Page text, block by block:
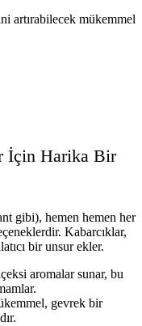
artırabilecek mükemmel
İçin Harika Bir
gibi), hemen hemen her
Kabarcıklar,
bir unsur ekler.
aromalar sunar, bu
gevrek bir